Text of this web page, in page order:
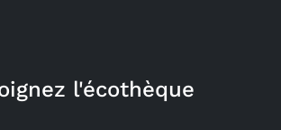
l'écothèque